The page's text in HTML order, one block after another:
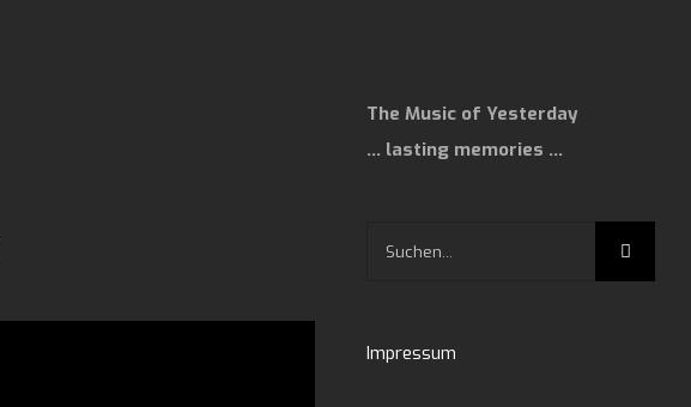
The Music of Yesterday
… lasting memories …
Impressum